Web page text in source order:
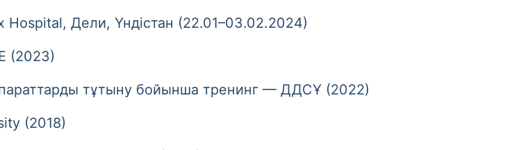
Дели, Үндістан (22.01–03.02.2024)
(2023)
тұтыну бойынша тренинг — ДДСҰ (2022)
(2018)